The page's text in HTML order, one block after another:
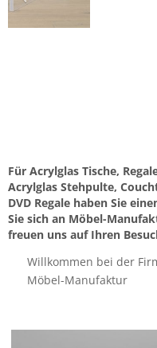
Für Acrylglas Tische,
Acrylglas Stehpulte,
DVD Regale haben Sie
Sie sich an Möbel-
freuen uns auf Ihren
Willkommen bei der
Möbel-Manufaktur